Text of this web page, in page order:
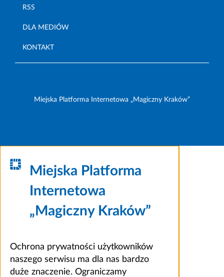
RSS
DLA MEDIÓW
KONTAKT
Miejska Platforma Internetowa „Magiczny Kraków”
Miejska Platforma
Internetowa
„Magiczny Kraków”
Ochrona prywatności użytkowników
naszego serwisu ma dla nas bardzo
duże znaczenie. Ograniczamy